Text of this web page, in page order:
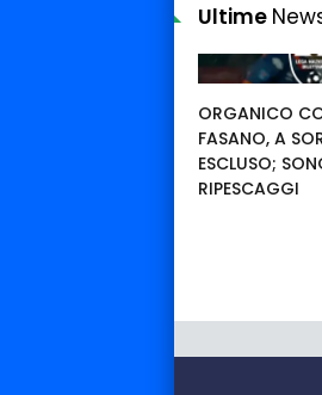
Ultime
ORGANICO
FASANO, A
ESCLUSO;
RIPESCAGGI